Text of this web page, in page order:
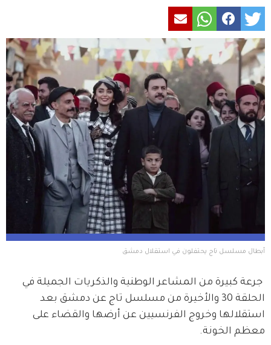
أبطال مسلسل تاج يحتفلون في استقلال دمشق
جرعة كبيرة من المشاعر الوطنية والذكريات الجميلة في
الحلقة 30 والأخيرة من مسلسل تاج عن دمشق بعد
استقلالها وخروج الفرنسيين عن أرضها والقضاء على
معظم الخونة.